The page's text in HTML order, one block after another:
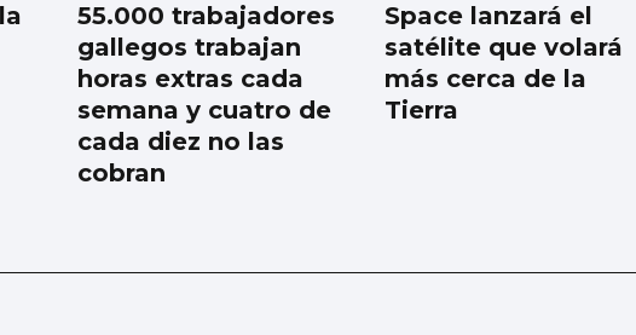
55.000 trabajadores
gallegos trabajan
horas extras cada
semana y cuatro de
cada diez no las
cobran
Space lanzará el
satélite que volará
más cerca de la
Tierra